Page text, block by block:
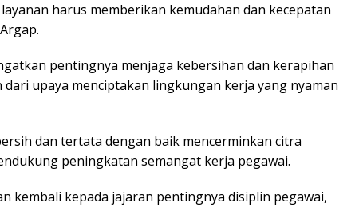
harus memberikan kemudahan dan kecepatan
pentingnya menjaga kebersihan dan kerapihan
upaya menciptakan lingkungan kerja yang nyaman
dan tertata dengan baik mencerminkan citra
peningkatan semangat kerja pegawai.
kembali kepada jajaran pentingnya disiplin pegawai,